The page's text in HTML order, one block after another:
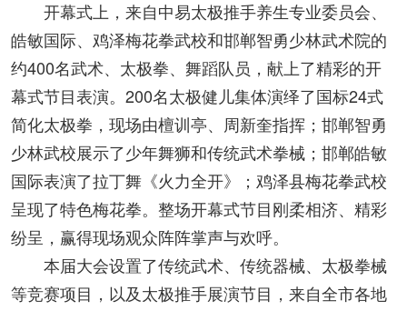
开幕式上，来自中易太极推手养生专业委员会、
皓敏国际、鸡泽梅花拳武校和邯郸智勇少林武术院的
约400名武术、太极拳、舞蹈队员，献上了精彩的开
幕式节目表演。200名太极健儿集体演绎了国标24式
简化太极拳，现场由檀训亭、周新奎指挥；邯郸智勇
少林武校展示了少年舞狮和传统武术拳械；邯郸皓敏
国际表演了拉丁舞《火力全开》；鸡泽县梅花拳武校
呈现了特色梅花拳。整场开幕式节目刚柔相济、精彩
纷呈，赢得现场观众阵阵掌声与欢呼。
本届大会设置了传统武术、传统器械、太极拳械